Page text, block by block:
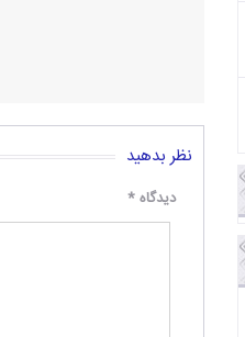
نظر بدهید
دیدگاه*